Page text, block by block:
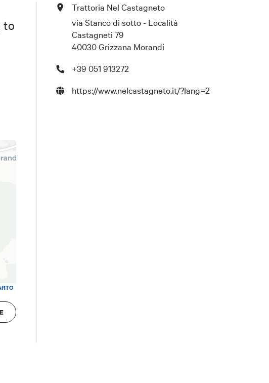
to
Trattoria Nel Castagneto
via Stanco di sotto - Località
Castagneti 79
40030 Grizzana Morandi
+39 051 913272
https://www.nelcastagneto.it/?lang=2